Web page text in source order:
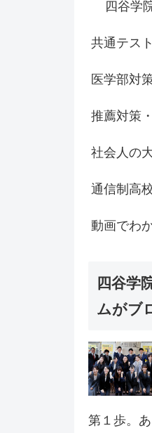
四谷学
共通テス
医学部対
推薦対策
社会人の
通信制高
動画でわ
四谷学
ムがブ
第１歩。